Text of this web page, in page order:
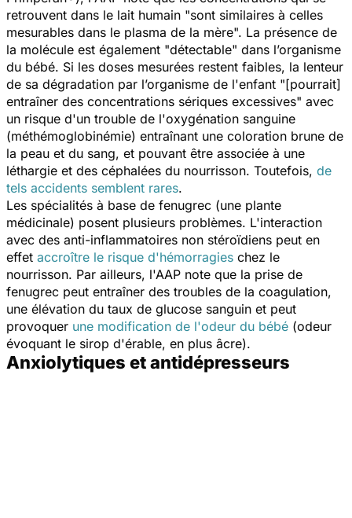
retrouvent dans le lait humain "sont similaires à celles
mesurables dans le plasma de la mère". La présence de
la molécule est également "détectable" dans l’organisme
du bébé. Si les doses mesurées restent faibles, la lenteur
de sa dégradation par l’organisme de l'enfant "[pourrait]
entraîner des concentrations sériques excessives" avec
un risque d'un trouble de l'oxygénation sanguine
(méthémoglobinémie) entraînant une coloration brune de
la peau et du sang, et pouvant être associée à une
léthargie et des céphalées du nourrisson. Toutefois, de
tels accidents semblent rares.
Les spécialités à base de fenugrec (une plante
médicinale) posent plusieurs problèmes. L'interaction
avec des anti-inflammatoires non stéroïdiens peut en
effet accroître le risque d'hémorragies chez le
nourrisson. Par ailleurs, l'AAP note que la prise de
fenugrec peut entraîner des troubles de la coagulation,
une élévation du taux de glucose sanguin et peut
provoquer une modification de l'odeur du bébé (odeur
évoquant le sirop d'érable, en plus âcre).
Anxiolytiques et antidépresseurs